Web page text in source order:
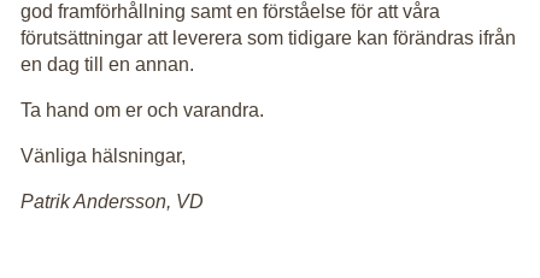
god framförhållning samt en förståelse för att våra
förutsättningar att leverera som tidigare kan förändras ifrån
en dag till en annan.
Ta hand om er och varandra.
Vänliga hälsningar,
Patrik Andersson, VD